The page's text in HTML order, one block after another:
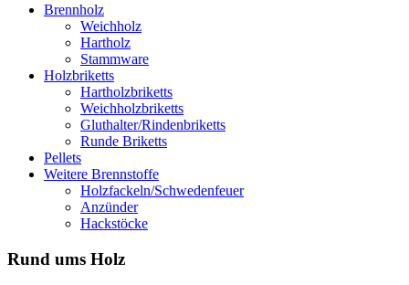
Brennholz
Weichholz
Hartholz
Stammware
Holzbriketts
Hartholzbriketts
Weichholzbriketts
Gluthalter/Rindenbriketts
Runde Briketts
Pellets
Weitere Brennstoffe
Holzfackeln/Schwedenfeuer
Anzünder
Hackstöcke
Rund ums Holz